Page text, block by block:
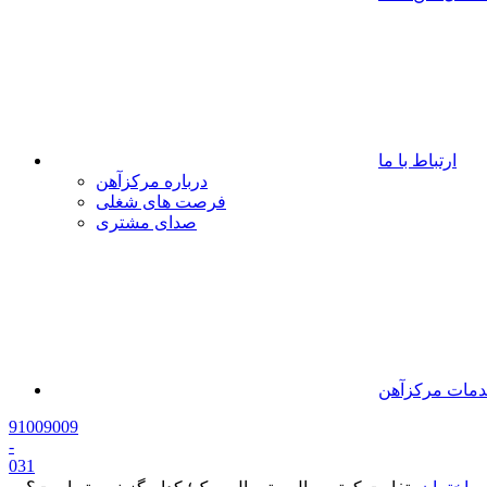
ارتباط با ما
درباره مرکزآهن
فرصت های شغلی
صدای مشتری
مرکزآهن
91009009
-
031